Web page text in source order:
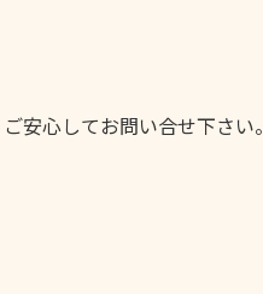
安心してお問い合せ下さい。